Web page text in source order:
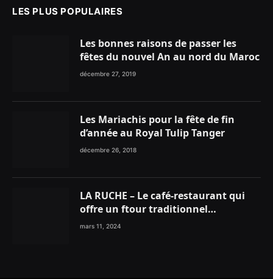
LES PLUS POPULAIRES
Les bonnes raisons de passer les
fêtes du nouvel An au nord du Maroc
décembre 27, 2019
Les Mariachis pour la fête de fin
d’année au Royal Tulip Tanger
décembre 26, 2018
LA RUCHE – Le café-restaurant qui
offre un ftour traditionnel
gourmand
mars 11, 2024